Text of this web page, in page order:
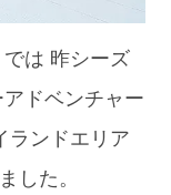
は 昨シーズ
ドベンチャー
ランドエリア
した。